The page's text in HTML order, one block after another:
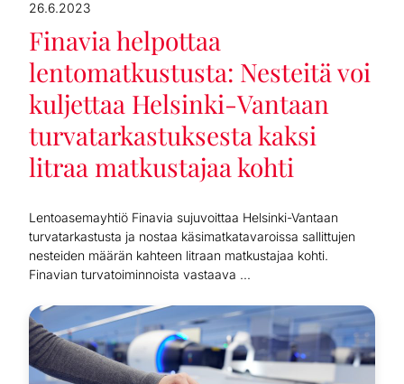
26.6.2023
Finavia helpottaa
lentomatkustusta: Nesteitä voi
kuljettaa Helsinki-Vantaan
turvatarkastuksesta kaksi
litraa matkustajaa kohti
Lentoasemayhtiö Finavia sujuvoittaa Helsinki-Vantaan
turvatarkastusta ja nostaa käsimatkatavaroissa sallittujen
nesteiden määrän kahteen litraan matkustajaa kohti.
Finavian turvatoiminnoista vastaava ...